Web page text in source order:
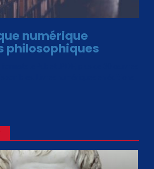
numérique
philosophiques